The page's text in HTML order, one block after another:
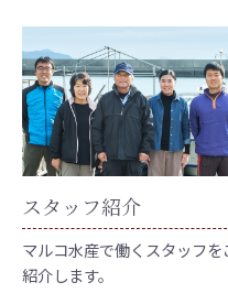
スタッフ紹介
マルコ水産で働くスタッフを
紹介します。